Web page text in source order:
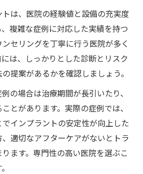
は、医院の経験値と設備の充実度
複雑な症例に対応した実績を持つ
セリングを丁寧に行う医院が多く
は、しっかりとした診断とリスク
提案があるかを確認しましょう。
の場合は治療期間が長引いたり、
とがあります。実際の症例では、
インプラントの安定性が向上した
適切なアフターケアがないとトラ
ます。専門性の高い医院を選ぶこ